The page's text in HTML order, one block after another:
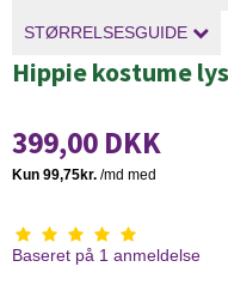
STØRRELSESGUIDE
Hippie kostume
399,00 DKK
Baseret på 1 anmeldelse